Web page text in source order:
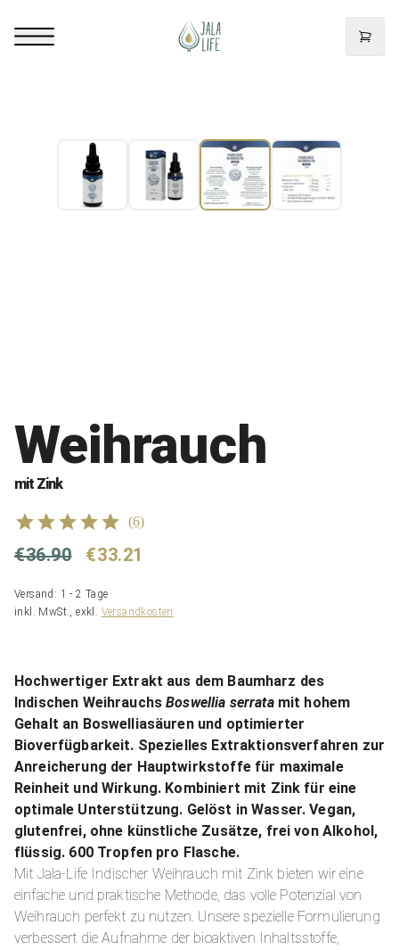
Weihrauch
mit Zink
(6)
€36.90 €33.21
Versand: 1 - 2 Tage
inkl. MwSt., exkl. Versandkosten
Hochwertiger Extrakt aus dem Baumharz des
Indischen WeihrauchsBoswellia serratamit hohem
Gehalt an Boswelliasäuren und optimierter
Bioverfügbarkeit. Spezielles Extraktionsverfahren zur
Anreicherung der Hauptwirkstoffe für maximale
Reinheit und Wirkung. Kombiniert mit Zink für eine
optimale Unterstützung. Gelöst in Wasser. Vegan,
glutenfrei, ohne künstliche Zusätze, frei von Alkohol,
flüssig. 600 Tropfen pro Flasche.
Mit Jala-Life Indischer Weihrauch mit Zink bieten wir eine
einfache und praktische Methode, das volle Potenzial von
Weihrauch perfekt zu nutzen. Unsere spezielle Formulierung
verbessert die Aufnahme der bioaktiven Inhaltsstoffe,